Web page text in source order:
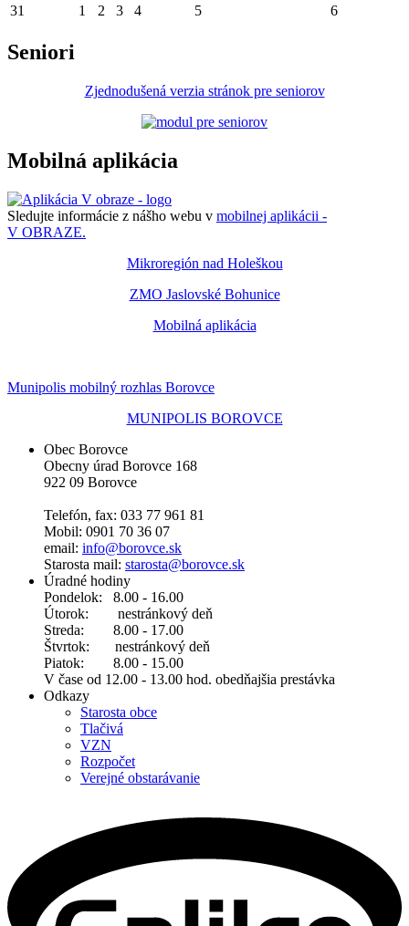
31
1 2 3 4 5 6
Seniori
Zjednodušená verzia stránok pre seniorov
Mobilná aplikácia
Sledujte informácie z nášho webu v mobilnej aplikácii -
V OBRAZE.
Mikroregión nad Holeškou
ZMO Jaslovské Bohunice
Mobilná aplikácia
Munipolis mobilný rozhlas Borovce
MUNIPOLIS BOROVCE
Obec Borovce
Obecny úrad Borovce 168
922 09 Borovce
Telefón, fax: 033 77 961 81
Mobil: 0901 70 36 07
email: info@borovce.sk
Starosta mail: starosta@borovce.sk
Úradné hodiny
Pondelok: 8.00 - 16.00
Útorok: nestránkový deň
Streda: 8.00 - 17.00
Štvrtok: nestránkový deň
Piatok: 8.00 - 15.00
V čase od 12.00 - 13.00 hod. obedňajšia prestávka
Odkazy
Starosta obce
Tlačivá
VZN
Rozpočet
Verejné obstarávanie